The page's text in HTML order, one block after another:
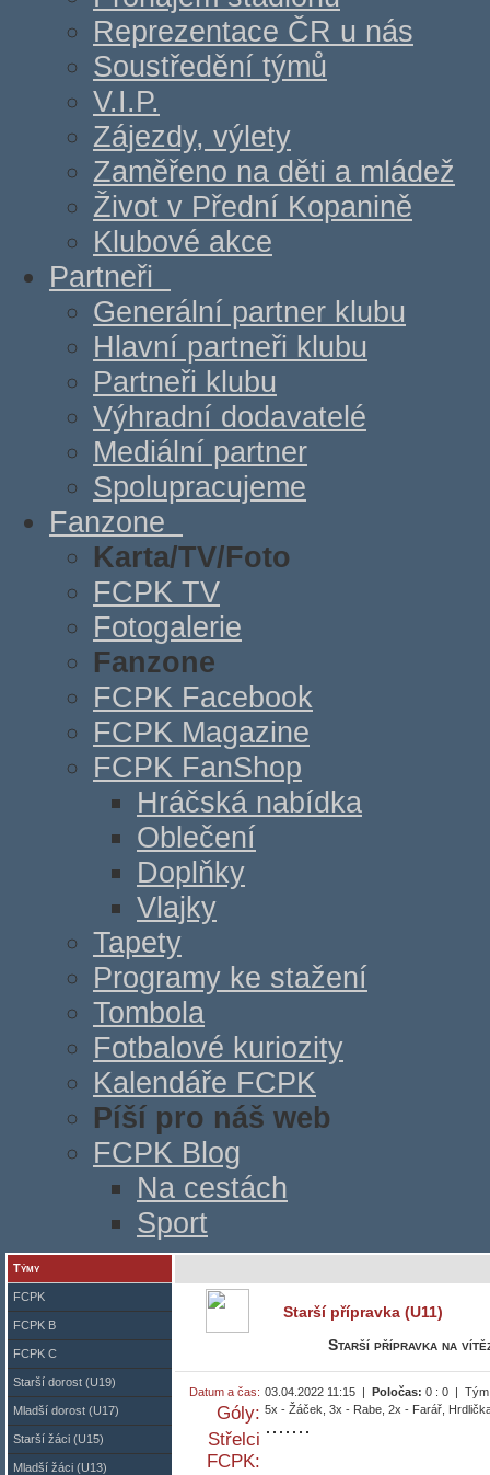
Reprezentace ČR u nás
Soustředění týmů
V.I.P.
Zájezdy, výlety
Zaměřeno na děti a mládež
Život v Přední Kopanině
Klubové akce
Partneři
Generální partner klubu
Hlavní partneři klubu
Partneři klubu
Výhradní dodavatelé
Mediální partner
Spolupracujeme
Fanzone
Karta/TV/Foto
FCPK TV
Fotogalerie
Fanzone
FCPK Facebook
FCPK Magazine
FCPK FanShop
Hráčská nabídka
Oblečení
Doplňky
Vlajky
Tapety
Programy ke stažení
Tombola
Fotbalové kuriozity
Kalendáře FCPK
Píší pro náš web
FCPK Blog
Na cestách
Sport
Týmy
FCPK
FCPK B
FCPK C
Starší dorost (U19)
Mladší dorost (U17)
Starší žáci (U15)
Mladší žáci (U13)
Starší přípravka (U11)
Starší přípravka na
Datum a čas: 03.04.2022 11:15 | Poločas: 0 : 0 |
Góly: 5x - Žáček, 3x - Rabe, 2x - Farář,
Střelci
FCPK: